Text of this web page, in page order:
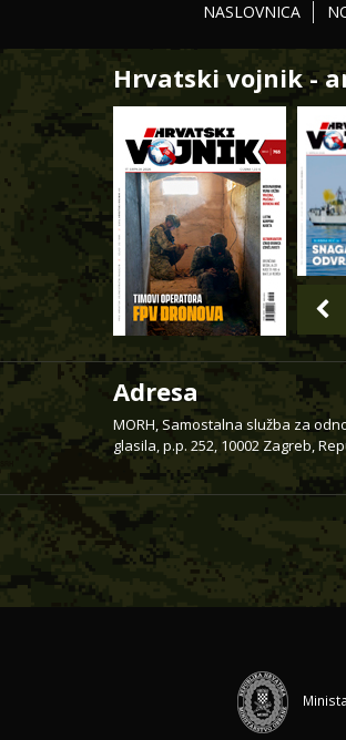
NASLOVNICA
Hrvatski vojnik -
Adresa
MORH, Samostalna služba za
glasila, p.p. 252, 10002 Zagreb,